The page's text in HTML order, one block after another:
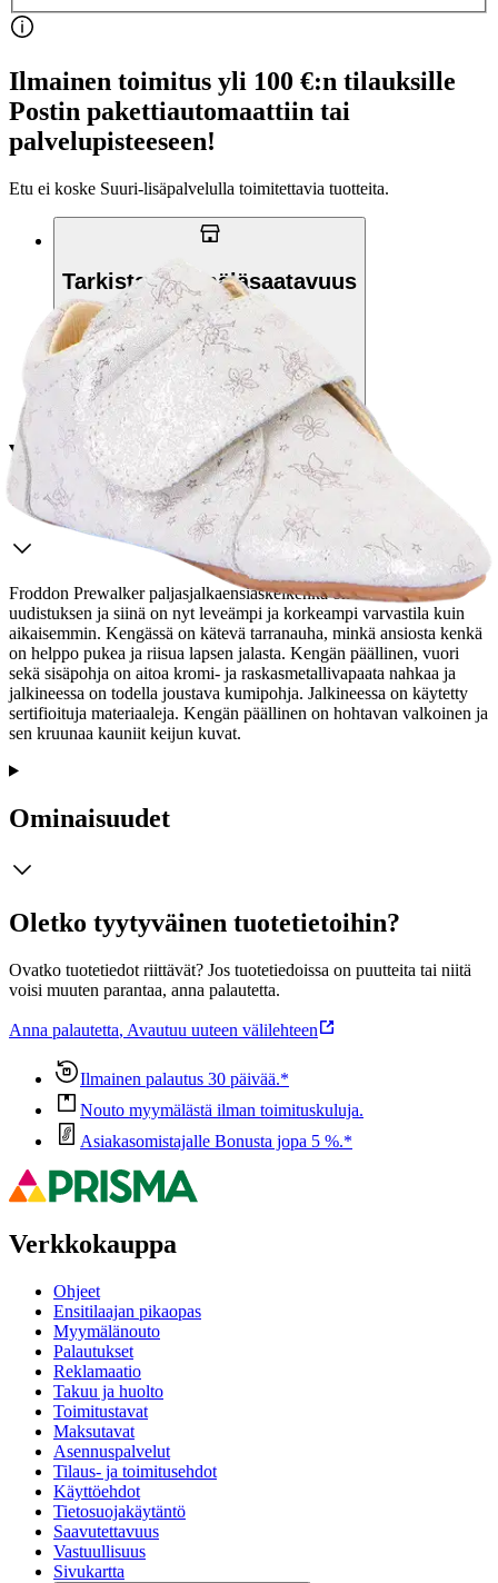
Ilmainen toimitus yli 100 €:n tilauksille
Postin pakettiautomaattiin tai
palvelupisteeseen!
Etu ei koske Suuri‑lisäpalvelulla toimitettavia tuotteita.
Tarkista myymäläsaatavuus
Valitse tuotteen koko
Tuotekuvaus
Froddon Prewalker paljasjalkaensiaskelkenkä on kokenut
uudistuksen ja siinä on nyt leveämpi ja korkeampi varvastila kuin
aikaisemmin. Kengässä on kätevä tarranauha, minkä ansiosta kenkä
on helppo pukea ja riisua lapsen jalasta. Kengän päällinen, vuori
sekä sisäpohja on aitoa kromi- ja raskasmetallivapaata nahkaa ja
jalkineessa on todella joustava kumipohja. Jalkineessa on käytetty
sertifioituja materiaaleja. Kengän päällinen on hohtavan valkoinen ja
sen kruunaa kauniit keijun kuvat.
Ominaisuudet
Oletko tyytyväinen tuotetietoihin?
Ovatko tuotetiedot riittävät? Jos tuotetiedoissa on puutteita tai niitä
voisi muuten parantaa, anna palautetta.
Anna palautetta, Avautuu uuteen välilehteen
Ilmainen palautus 30 päivää.*
Nouto myymälästä ilman toimituskuluja.
Asiakasomistajalle Bonusta jopa 5 %.*
Verkkokauppa
Ohjeet
Ensitilaajan pikaopas
Myymälänouto
Palautukset
Reklamaatio
Takuu ja huolto
Toimitustavat
Maksutavat
Asennuspalvelut
Tilaus- ja toimitusehdot
Käyttöehdot
Tietosuojakäytäntö
Saavutettavuus
Vastuullisuus
Sivukartta